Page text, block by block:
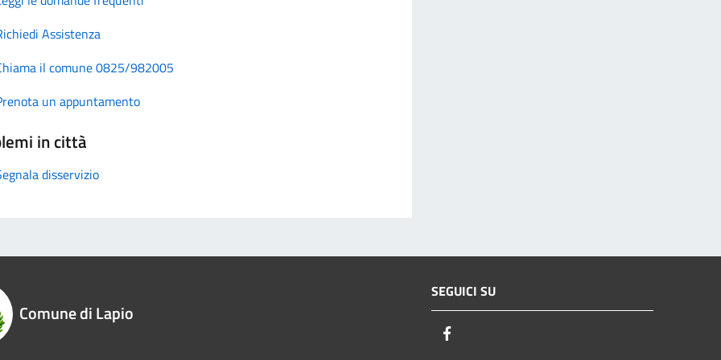
Assistenza
il comune 0825/982005
un appuntamento
in città
disservizio
Comune di Lapio
SEGUICI SU